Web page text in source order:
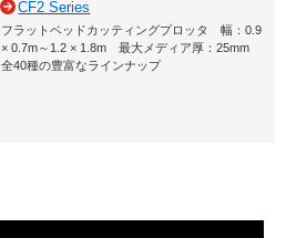
CF2 Series
フラットベッドカッティングプロッタ 幅：0.9
× 0.7m～1.2 × 1.8m 最大メディア厚：25mm
全40種の豊富なラインナップ